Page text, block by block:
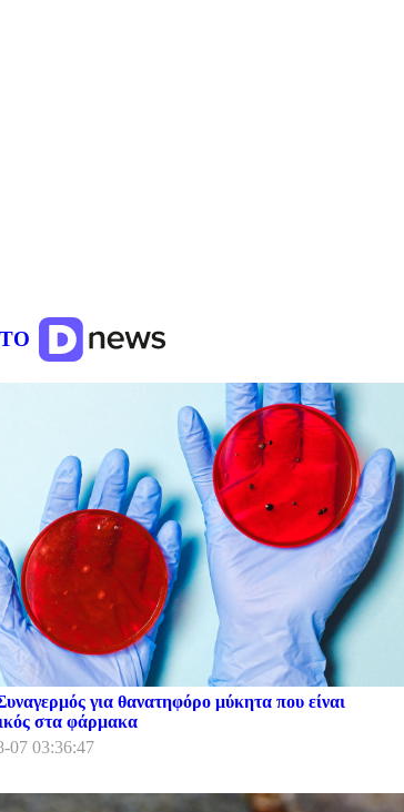
για θανατηφόρο μύκητα που είναι
στα φάρμακα
07 03:36:47